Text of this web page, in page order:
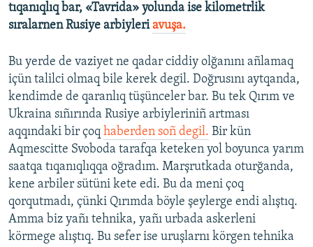
tıqanıqlıq bar, «Tavrida» yolunda ise kilometrlik
sıralarnen Rusiye arbiyleriavuşa.
Bu yerde de vaziyet ne qadar ciddiy olğanını añlamaq
içün talilci olmaq bile kerek degil. Doğrusını aytqanda,
kendimde de qaranlıq tüşünceler bar. Bu tek Qırım ve
Ukraina sıñırında Rusiye arbiyleriniñ artması
aqqındaki bir çoq haberden soñ degil. Bir kün
Aqmescitte Svoboda tarafqa keteken yol boyunca yarım
saatqa tıqanıqlıqqa oğradım. Marşrutkada oturğanda,
kene arbiler sütüni kete edi. Bu da meni çoq
qorqutmadı, çünki Qırımda böyle şeylerge endi alıştıq.
Amma biz yañı tehnika, yañı urbada askerleni
körmege alıştıq. Bu sefer ise uruşlarnı körgen tehnika